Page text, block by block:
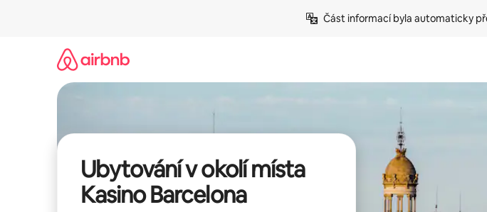
Část informací byla automaticky
Ubytování v okolí místa
Kasino Barcelona